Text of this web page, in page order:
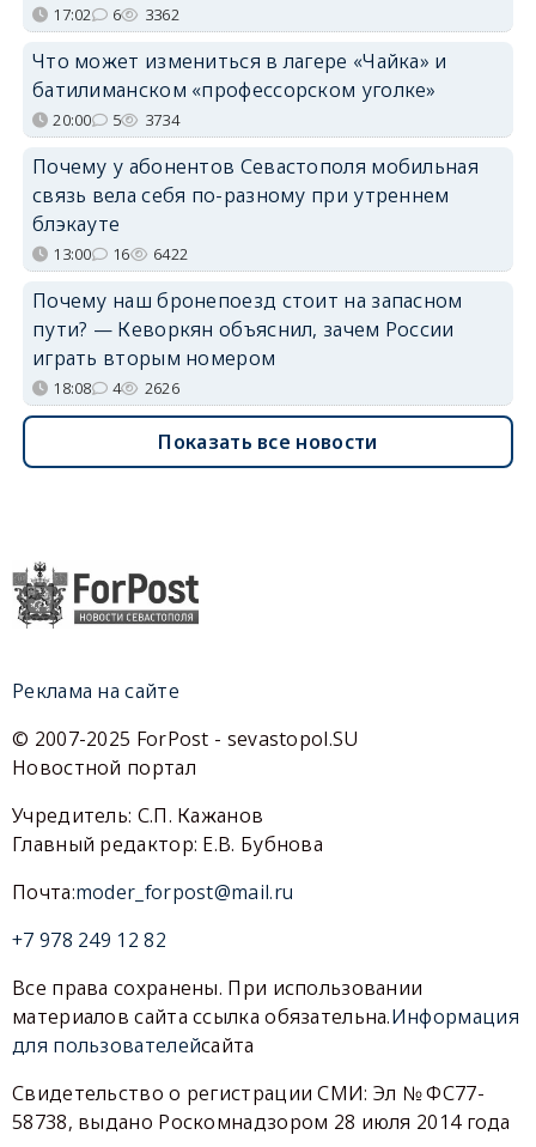
17:02 6 3362
Что может измениться в лагере «Чайка» и
батилиманском «профессорском уголке»
20:00 5 3734
Почему у абонентов Севастополя мобильная
связь вела себя по-разному при утреннем
блэкауте
13:00 16 6422
Почему наш бронепоезд стоит на запасном
пути? — Кеворкян объяснил, зачем России
играть вторым номером
18:08 4 2626
Показать все новости
Реклама на сайте
© 2007-2025 ForPost - sevastopol.SU
Новостной портал
Учредитель: С.П. Кажанов
Главный редактор: Е.В. Бубнова
Почта:moder_forpost@mail.ru
+7 978 249 12 82
Все права сохранены. При использовании
материалов сайта ссылка обязательна.Информация
для пользователейсайта
Свидетельство о регистрации СМИ: Эл № ФС77-
58738, выдано Роскомнадзором 28 июля 2014 года